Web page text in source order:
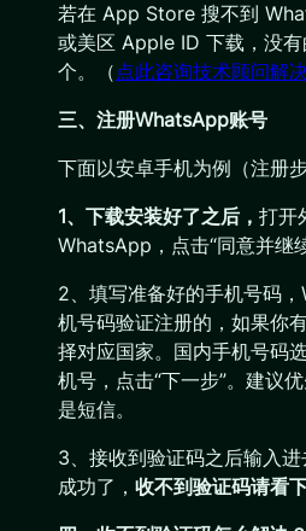
若在 App Store 搜不到
或美区 Apple ID 下载，没
个。（ 点此咨询技术顾问解
三、注册WhatsApp账号
下面以安卓手机为例（注册
1、下载安装好了之后， 打开
WhatsApp，点击“同意并继续
2、填写准备好的手机号码
机号码验证注册的，如果你
择对应国家。国内手机号码
机号，点击“下一步”。建议
是短信。
3、接收到验证码之后输入
成功了， 收不到验证码请看下